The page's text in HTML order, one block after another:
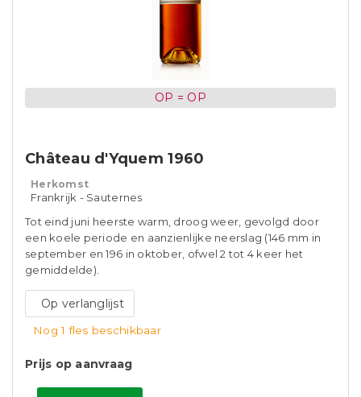
OP = OP
Château d'Yquem 1960
Herkomst
Frankrijk - Sauternes
Tot eind juni heerste warm, droog weer, gevolgd door
een koele periode en aanzienlijke neerslag (146 mm in
september en 196 in oktober, ofwel 2 tot 4 keer het
gemiddelde).
Op verlanglijst
Nog 1 fles beschikbaar
Prijs op aanvraag